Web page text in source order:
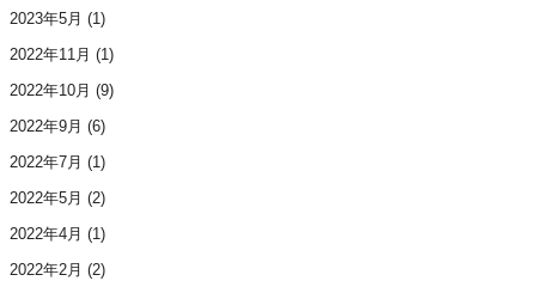
2023年5月 (1)
2022年11月 (1)
2022年10月 (9)
2022年9月 (6)
2022年7月 (1)
2022年5月 (2)
2022年4月 (1)
2022年2月 (2)